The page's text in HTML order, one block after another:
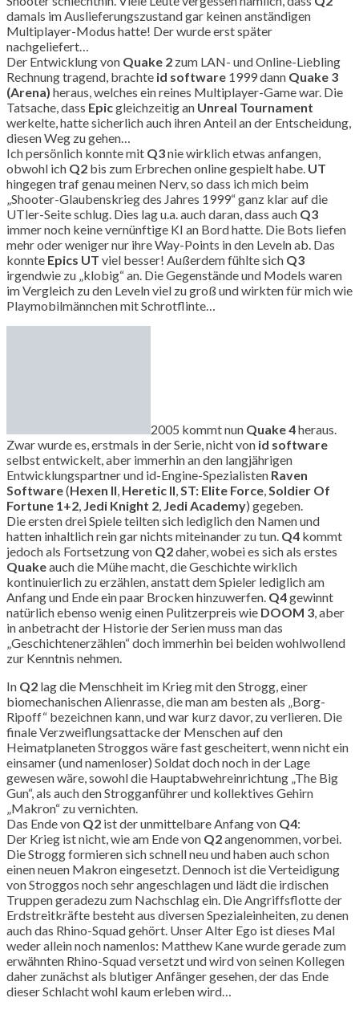
damals im Auslieferungszustand gar keinen anständigen
Multiplayer-Modus hatte! Der wurde erst später
nachgeliefert…
Der Entwicklung von Quake 2 zum LAN- und Online-Liebling
Rechnung tragend, brachte id software 1999 dann Quake 3
(Arena) heraus, welches ein reines Multiplayer-Game war. Die
Tatsache, dass Epicgleichzeitig an Unreal Tournament
werkelte, hatte sicherlich auch ihren Anteil an der Entscheidung,
diesen Weg zu gehen…
Ich persönlich konnte mit Q3nie wirklich etwas anfangen,
obwohl ich Q2 bis zum Erbrechen online gespielt habe. UT
hingegen traf genau meinen Nerv, so dass ich mich beim
„Shooter-Glaubenskrieg des Jahres 1999“ ganz klar auf die
UTler-Seite schlug. Dies lag u.a. auch daran, dass auch Q3
immer noch keine vernünftige KI an Bord hatte. Die Bots liefen
mehr oder weniger nur ihre Way-Points in den Leveln ab. Das
konnte Epics UT viel besser! Außerdem fühlte sich Q3
irgendwie zu „klobig“ an. Die Gegenstände und Models waren
im Vergleich zu den Leveln viel zu groß und wirkten für mich wie
Playmobilmännchen mit Schrotflinte…
2005 kommt nun Quake 4heraus.
Zwar wurde es, erstmals in der Serie, nicht von id software
selbst entwickelt, aber immerhin an den langjährigen
Entwicklungspartner und id-Engine-Spezialisten Raven
Software(Hexen II Heretic II ST: Elite Force Soldier Of
Fortune 1+2 Jedi Knight 2 Jedi Academy) gegeben.
Die ersten drei Spiele teilten sich lediglich den Namen und
hatten inhaltlich rein gar nichts miteinander zu tun. Q4 kommt
jedoch als Fortsetzung von Q2daher, wobei es sich als erstes
Quakeauch die Mühe macht, die Geschichte wirklich
kontinuierlich zu erzählen, anstatt dem Spieler lediglich am
Anfang und Ende ein paar Brocken hinzuwerfen. Q4gewinnt
natürlich ebenso wenig einen Pulitzerpreis wie DOOM 3 , aber
in anbetracht der Historie der Serien muss man das
„Geschichtenerzählen“ doch immerhin bei beiden wohlwollend
zur Kenntnis nehmen.
In Q2 lag die Menschheit im Krieg mit den Strogg, einer
biomechanischen Alienrasse, die man am besten als „Borg-
Ripoff“ bezeichnen kann, und war kurz davor, zu verlieren. Die
finale Verzweiflungsattacke der Menschen auf den
Heimatplaneten Stroggos wäre fast gescheitert, wenn nicht ein
einsamer (und namenloser) Soldat doch noch in der Lage
gewesen wäre, sowohl die Hauptabwehreinrichtung „The Big
Gun“, als auch den Strogganführer und kollektives Gehirn
„Makron“ zu vernichten.
Das Ende von Q2 ist der unmittelbare Anfang von Q4:
Der Krieg ist nicht, wie am Ende von Q2angenommen, vorbei.
Die Strogg formieren sich schnell neu und haben auch schon
einen neuen Makron eingesetzt. Dennoch ist die Verteidigung
von Stroggos noch sehr angeschlagen und lädt die irdischen
Truppen geradezu zum Nachschlag ein. Die Angriffsflotte der
Erdstreitkräfte besteht aus diversen Spezialeinheiten, zu denen
auch das Rhino-Squad gehört. Unser Alter Ego ist dieses Mal
weder allein noch namenlos: Matthew Kane wurde gerade zum
erwähnten Rhino-Squad versetzt und wird von seinen Kollegen
daher zunächst als blutiger Anfänger gesehen, der das Ende
dieser Schlacht wohl kaum erleben wird…